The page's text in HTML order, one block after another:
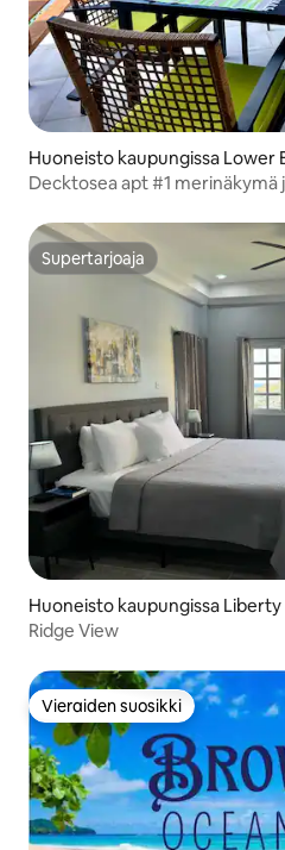
Huoneisto kaupungissa Lower
Decktosea apt #1 merinäkymä
Supertarjoaja
Supertarjoaja
Huoneisto kaupungissa Liberty
Ridge View
Vieraiden suosikki
Vieraiden suosikki